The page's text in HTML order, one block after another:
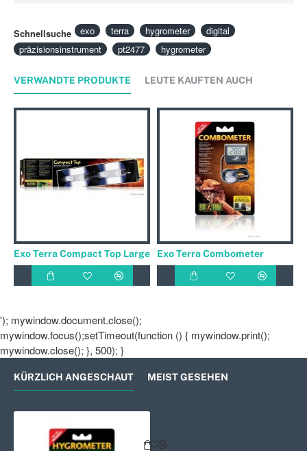
Schnellsuche exo terra hygrometer
digital
präzisionsinstrument
pt2477 hygrometer
VERWANDTE PRODUKTE LEUTE KAUFTEN AUCH
Exo Terra Compact Top Large Exo Terra Combometer
'); mywindow.document.close();
mywindow.focus();setTimeout(function () { mywindow.print();
mywindow.close(); }, 500); }
KÜRZLICH ANGESCHAUT MEIST GESEHEN